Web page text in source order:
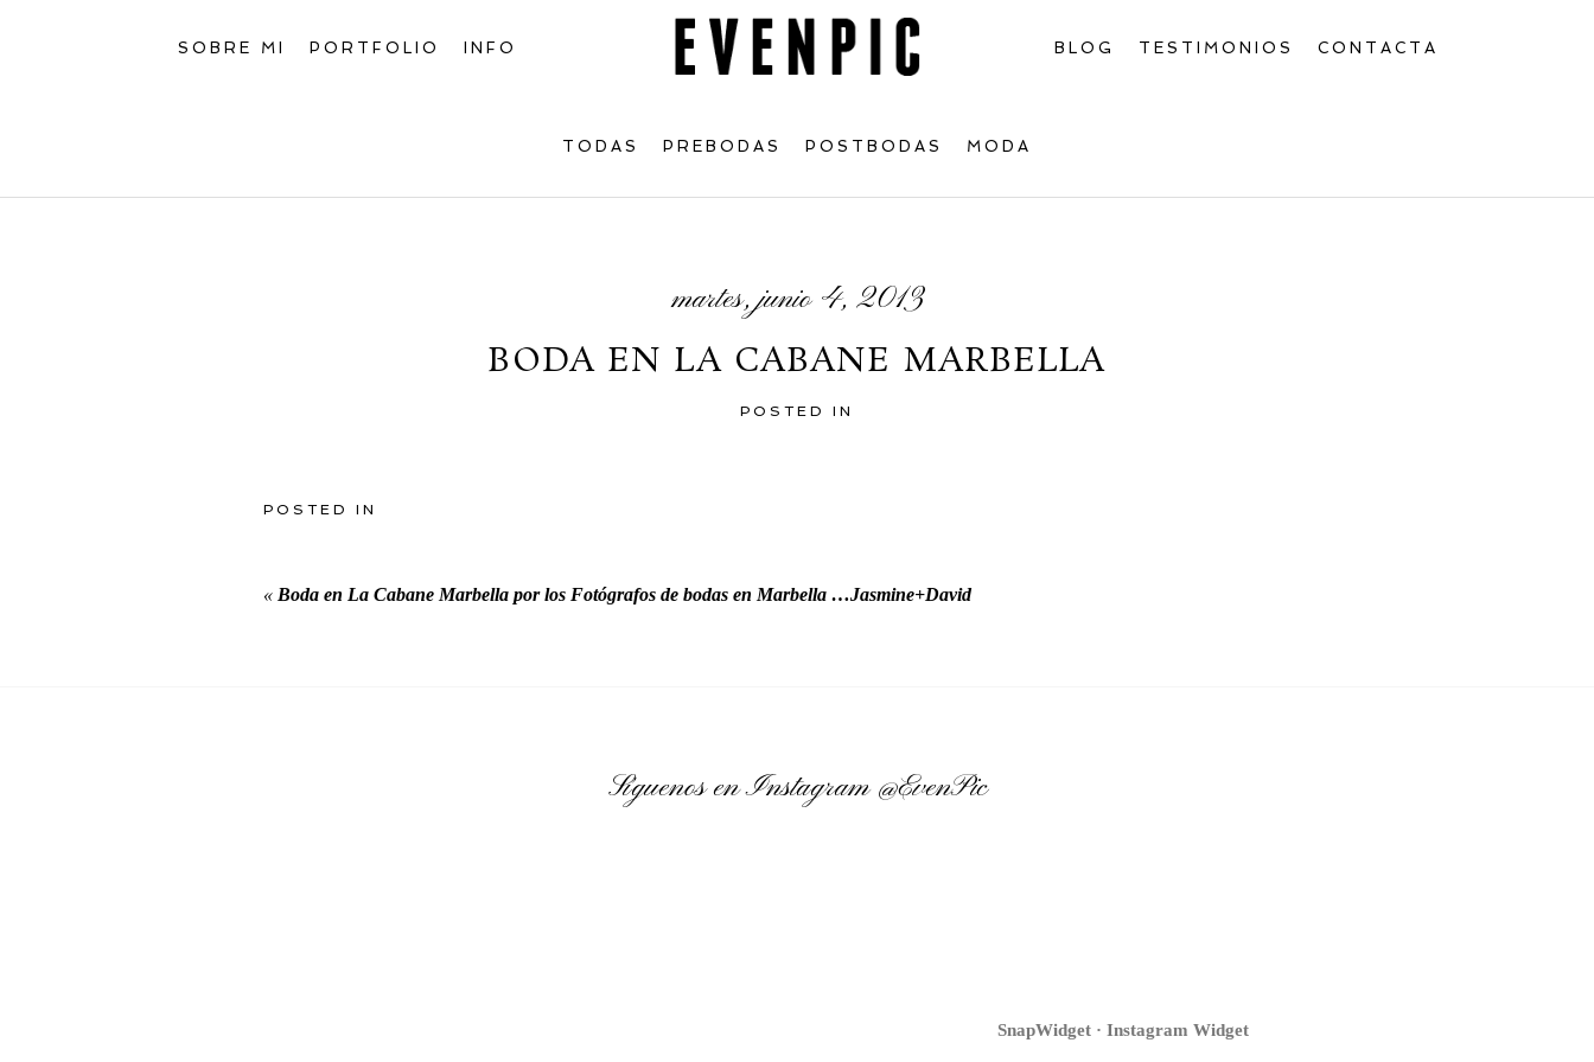
SOBRE MI PORTFOLIO INFO BLOG TESTIMONIOS CONTACTA
TODAS PREBODAS POSTBODAS MODA
martes, junio 4, 2013
BODA EN LA CABANE MARBELLA
POSTED IN
POSTED IN
« Boda en La Cabane Marbella por los Fotógrafos de bodas en Marbella …Jasmine+David
Síguenos en Instagram@EvenPic
SnapWidget · Instagram Widget